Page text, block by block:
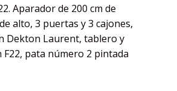
Aparador de 200 cm de
alto, 3 puertas y 3 cajones,
Dekton Laurent, tablero y
F22, pata número 2 pintada